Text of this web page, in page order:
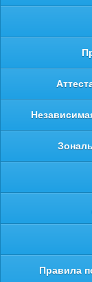
Правила